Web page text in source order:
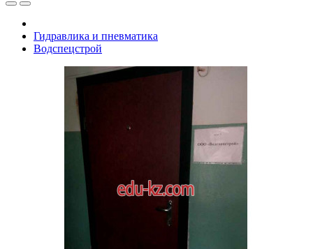
Гидравлика и пневматика
Водспецстрой